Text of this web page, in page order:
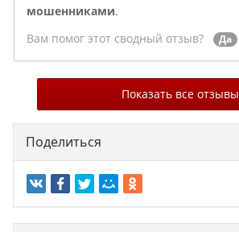
мошенниками.
Вам помог этот сводный отзыв?
Да
Показать все отзывы
Поделиться